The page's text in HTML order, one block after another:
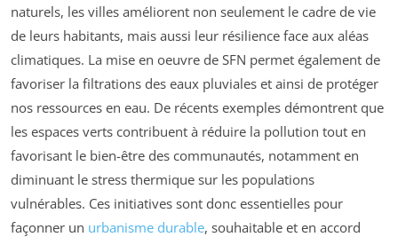
naturels, les villes améliorent non seulement le cadre de vie
de leurs habitants, mais aussi leur résilience face aux aléas
climatiques. La mise en oeuvre de SFN permet également de
favoriser la filtrations des eaux pluviales et ainsi de protéger
nos ressources en eau. De récents exemples démontrent que
les espaces verts contribuent à réduire la pollution tout en
favorisant le bien-être des communautés, notamment en
diminuant le stress thermique sur les populations
vulnérables. Ces initiatives sont donc essentielles pour
façonner un urbanisme durable, souhaitable et en accord